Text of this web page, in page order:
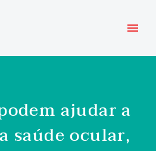
ajudar a
saúde ocular,